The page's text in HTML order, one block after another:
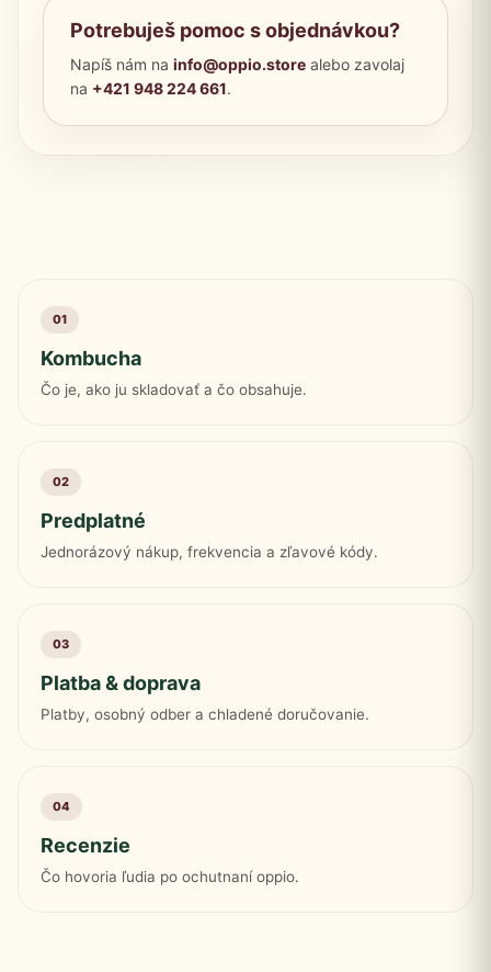
Potrebuješ pomoc s objednávkou?
Napíš nám na info@oppio.store alebo zavolaj
na +421 948 224 661.
01
Kombucha
Čo je, ako ju skladovať a čo obsahuje.
02
Predplatné
Jednorázový nákup, frekvencia a zľavové kódy.
03
Platba & doprava
Platby, osobný odber a chladené doručovanie.
04
Recenzie
Čo hovoria ľudia po ochutnaní oppio.